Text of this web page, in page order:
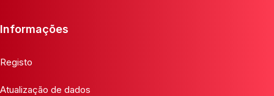
Informações
Registo
Atualização de dados